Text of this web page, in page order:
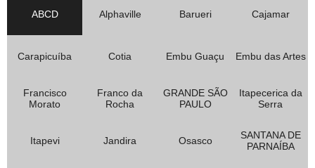
ABCD Alphaville Barueri Cajamar
Carapicuíba Cotia Embu Guaçu Embu das Artes
Francisco
Morato
Franco da
Rocha
GRANDE SÃO
PAULO
Itapecerica da
Serra
Itapevi Jandira Osasco
SANTANA DE
PARNAÍBA